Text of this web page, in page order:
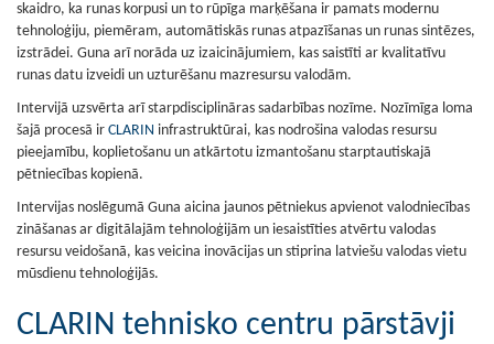
skaidro, ka runas korpusi un to rūpīga marķēšana ir pamats modernu
tehnoloģiju, piemēram, automātiskās runas atpazīšanas un runas sintēzes,
izstrādei. Guna arī norāda uz izaicinājumiem, kas saistīti ar kvalitatīvu
runas datu izveidi un uzturēšanu mazresursu valodām.
Intervijā uzsvērta arī starpdisciplināras sadarbības nozīme. Nozīmīga loma
šajā procesā ir CLARIN infrastruktūrai, kas nodrošina valodas resursu
pieejamību, koplietošanu un atkārtotu izmantošanu starptautiskajā
pētniecības kopienā.
Intervijas noslēgumā Guna aicina jaunos pētniekus apvienot valodniecības
zināšanas ar digitālajām tehnoloģijām un iesaistīties atvērtu valodas
resursu veidošanā, kas veicina inovācijas un stiprina latviešu valodas vietu
mūsdienu tehnoloģijās.
CLARIN tehnisko centru pārstāvji